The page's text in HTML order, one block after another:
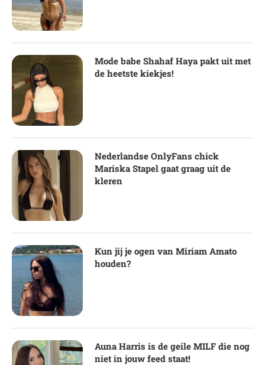
Mode babe Shahaf Haya pakt uit met
de heetste kiekjes!
Nederlandse OnlyFans chick
Mariska Stapel gaat graag uit de
kleren
Kun jij je ogen van Miriam Amato
houden?
Auna Harris is de geile MILF die nog
niet in jouw feed staat!